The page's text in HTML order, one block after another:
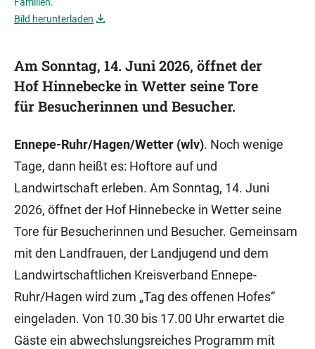
Familien.
Bild herunterladen
Am Sonntag, 14. Juni 2026, öffnet der
Hof Hinnebecke in Wetter seine Tore
für Besucherinnen und Besucher.
Ennepe-Ruhr/Hagen/Wetter (wlv). Noch wenige
Tage, dann heißt es: Hoftore auf und
Landwirtschaft erleben. Am Sonntag, 14. Juni
2026, öffnet der Hof Hinnebecke in Wetter seine
Tore für Besucherinnen und Besucher. Gemeinsam
mit den Landfrauen, der Landjugend und dem
Landwirtschaftlichen Kreisverband Ennepe-
Ruhr/Hagen wird zum „Tag des offenen Hofes“
eingeladen. Von 10.30 bis 17.00 Uhr erwartet die
Gäste ein abwechslungsreiches Programm mit